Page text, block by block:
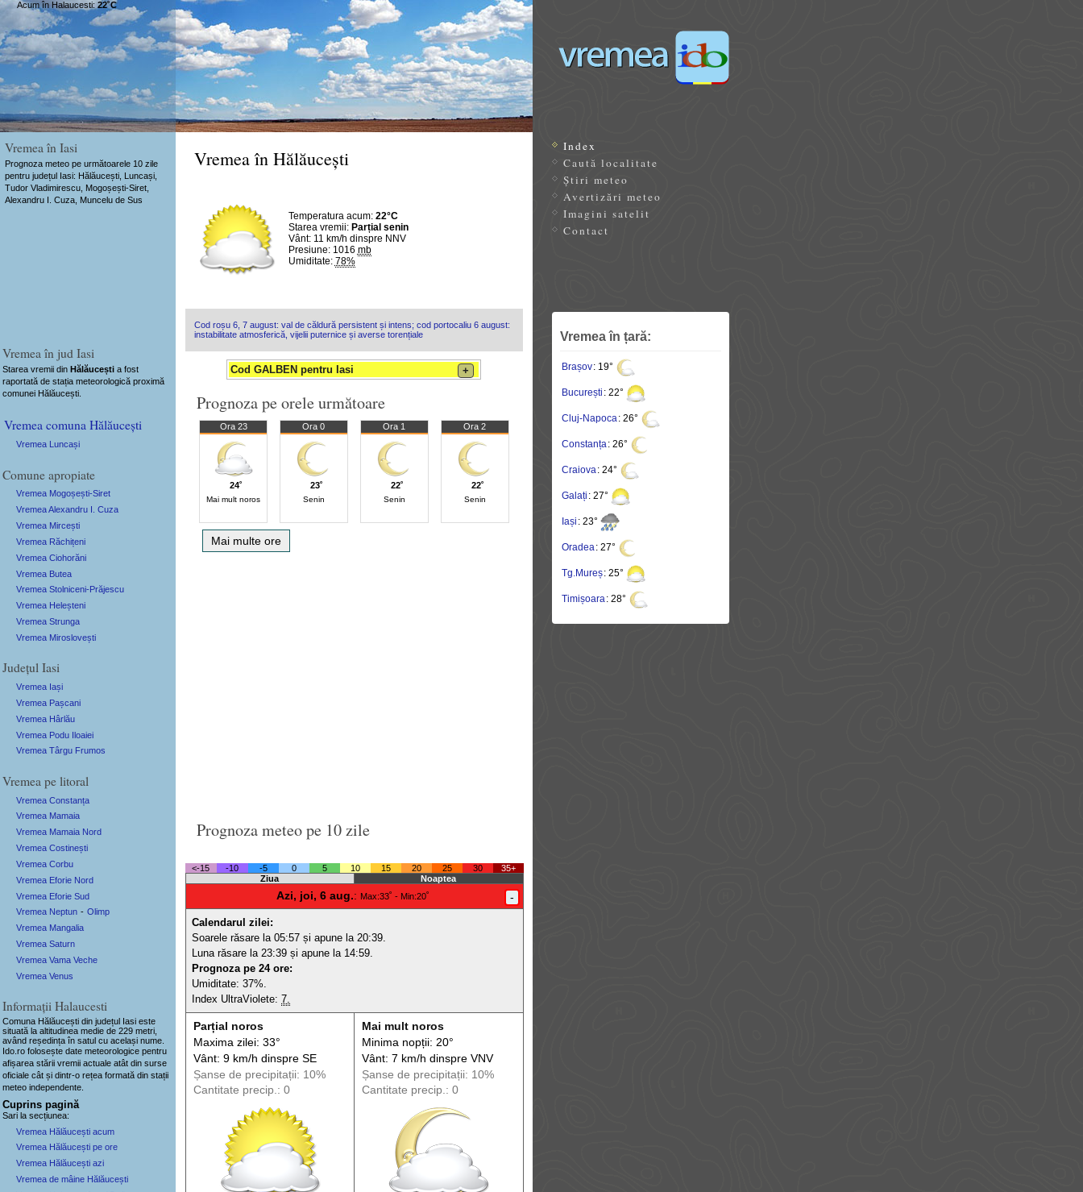
Vremea în Iasi
Prognoza meteo pe următoarele 10 zile
pentru județul Iasi: Hălăucești, Luncași,
Tudor Vladimirescu, Mogoșești-Siret,
Alexandru I. Cuza, Muncelu de Sus
Vremea în Hălăucești
Temperatura acum: 22°C
Starea vremii: Parțial senin
Vânt: 11 km/h dinspre NNV
Presiune: 1016 mb
Umiditate: 78%
Acum în Halaucesti: 22˚C
Cod roșu 6, 7 august: val de căldură persistent și intens; cod portocaliu 6 august:
instabilitate atmosferică, vijelii puternice și averse torențiale
Cod GALBEN pentru Iasi +
Prognoza pe orele următoare
Ora 23
24˚
Mai mult noros
Ora 0
23˚
Senin
Ora 1
22˚
Senin
Ora 2
22˚
Senin
Mai multe ore
Prognoza meteo pe 10 zile
<-15 -10 -5 0 5 10 15 20 25 30
35+
Ziua
Noaptea
Azi, joi, 6 aug.: Max:33˚ - Min:20˚ -
Calendarul zilei:
Soarele răsare la 05:57 și apune la 20:39.
Luna răsare la 23:39 și apune la 14:59.
Prognoza pe 24 ore:
Umiditate: 37%.
Index UltraViolete:7.
Parțial noros
Maxima zilei: 33°
Vânt: 9 km/h dinspreSE
Șanse de precipitații: 10%
Cantitate precip.: 0
Mai mult noros
Minima nopții: 20°
Vânt: 7 km/h dinspreVNV
Șanse de precipitații: 10%
Cantitate precip.: 0
Index
Caută localitate
Știri meteo
Avertizări meteo
Imagini satelit
Contact
Vremea în țară:
Brașov: 19°
București : 22°
Cluj-Napoca: 26°
Constanța: 26°
Craiova: 24°
Galați : 27°
Iași : 23°
Oradea: 27°
Tg.Mureș: 25°
Timișoara: 28°
Vremea în jud Iasi
Starea vremii dinHălăucești a fost
raportată de stația meteorologică proximă
comunei Hălăucești.
Vremea comuna Hălăucești
Vremea Luncași
Comune apropiate
Vremea Mogoșești-Siret
Vremea Alexandru I. Cuza
Vremea Mircești
Vremea Răchițeni
Vremea Ciohorăni
Vremea Butea
Vremea Stolniceni-Prăjescu
Vremea Heleșteni
Vremea Strunga
Vremea Miroslovești
Județul Iasi
Vremea Iași
Vremea Pașcani
Vremea Hârlău
Vremea Podu Iloaiei
Vremea Târgu Frumos
Vremea pe litoral
Vremea Constanța
Vremea Mamaia
Vremea Mamaia Nord
Vremea Costinești
Vremea Corbu
Vremea Eforie Nord
Vremea Eforie Sud
Vremea Neptun - Olimp
Vremea Mangalia
Vremea Saturn
Vremea Vama Veche
Vremea Venus
Informații Halaucesti
Comuna Hălăucești din județul Iasi este
situată la altitudinea medie de 229 metri,
având reședința în satul cu același nume.
Ido.ro folosește date meteorologice pentru
afișarea stării vremii actuale atât din surse
oficiale cât și dintr-o rețea formată din stații
meteoindependente
Cuprins pagină
Sari la secțiunea:
Vremea Hălăucești acum
Vremea Hălăucești pe ore
Vremea Hălăucești azi
Vremea de mâine Hălăucești